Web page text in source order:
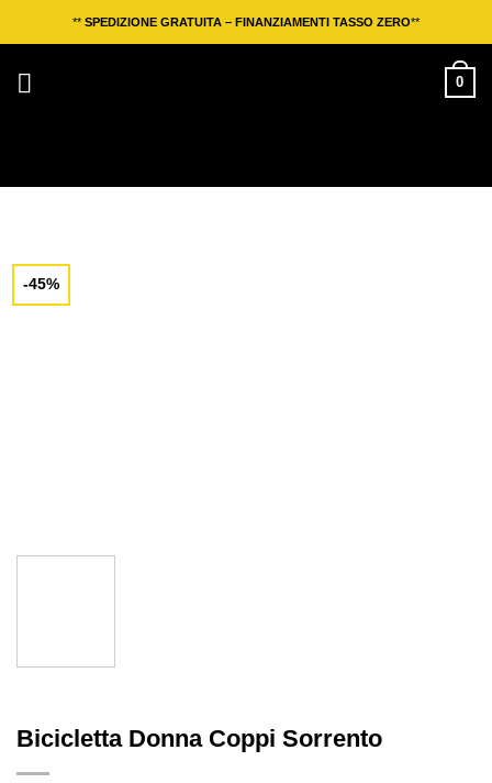
ai
** SPEDIZIONE GRATUITA – FINANZIAMENTI TASSO ZERO**
0
-45%
Bicicletta Donna Coppi Sorrento